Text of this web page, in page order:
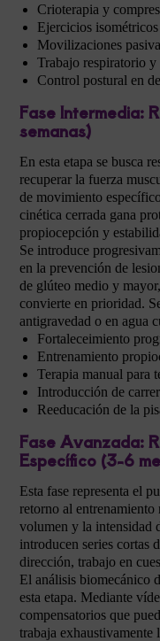
Crioterapia y
Ejercicios
Movilizaciones
Trabajo respiratorio
Control postural en
Fase Intermedia:
semanas)
En esta etapa se busca
recuperar la fuerza
de movimiento
cinética cerrada gana
propiocepción y
Se introduce
en la prevención de
de glúteo medio y
convierte en prioridad.
antigravedad o en agua
Fortaleceimiento
Entrenamiento
Terapia manual para
Introducción de
Reeducación de la
Fase Avanzada:
Específico (3-6
Esta fase representa el
retorno al
volumen y la intensidad
introducen series cortas
dirección, trabajo en
El análisis biomecánico
esta etapa. Mediante
compensatorios que
trabaja